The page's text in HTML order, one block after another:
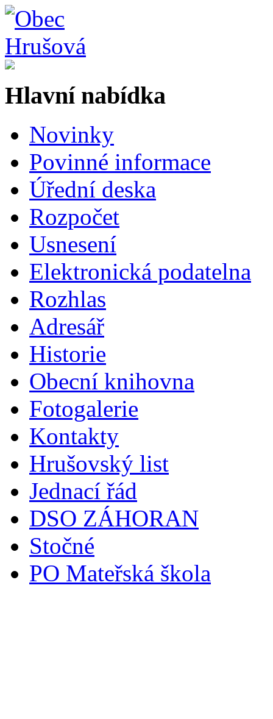
Hlavní nabídka
Novinky
Povinné informace
Úřední deska
Rozpočet
Usnesení
Elektronická podatelna
Rozhlas
Adresář
Historie
Obecní knihovna
Fotogalerie
Kontakty
Hrušovský list
Jednací řád
DSO ZÁHORAN
Stočné
PO Mateřská škola